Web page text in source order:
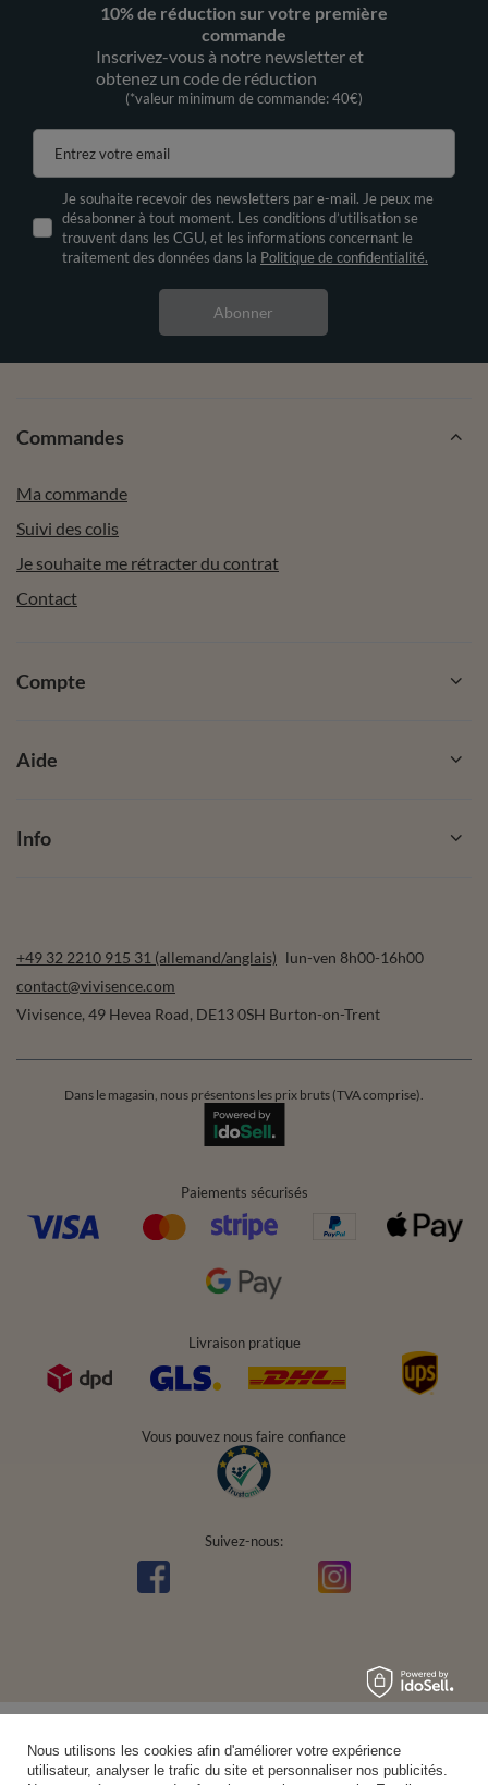
10% de réduction sur votre première
commande
Inscrivez-vous à notre newsletter et
obtenez un code de réduction
(*valeur minimum de commande: 40€)
Entrez votre email
Je souhaite recevoir des newsletters par e-mail. Je peux me
désabonner à tout moment. Les conditions d’utilisation se
trouvent dans les CGU, et les informations concernant le
traitement des données dans la Politique de confidentialité.
Abonner
Commandes
Ma commande
Suivi des colis
Je souhaite me rétracter du contrat
Contact
Compte
Aide
Info
+49 32 2210 915 31 (allemand/anglais) lun-ven 8h00-16h00
contact@vivisence.com
Vivisence, 49 Hevea Road, DE13 0SH Burton-on-Trent
Dans le magasin, nous présentons les prix bruts (TVA comprise).
Paiements sécurisés
Livraison pratique
Vous pouvez nous faire confiance
Suivez-nous:
Nous utilisons les cookies afin d'améliorer votre expérience
utilisateur, analyser le trafic du site et personnaliser nos publicités.